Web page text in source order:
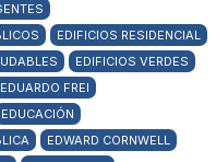
EDIFICIOS RESIDENCIAL
EDIFICIOS VERDES
EDUARDO FREI
EDUCACIÓN
EDWARD CORNWELL